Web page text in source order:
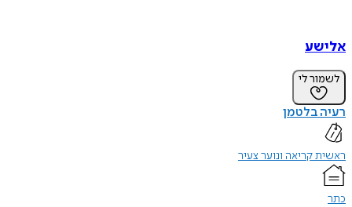
אלישע
לשמור לי
רעיה בלטמן
ראשית קריאה ונוער צעיר
כתר